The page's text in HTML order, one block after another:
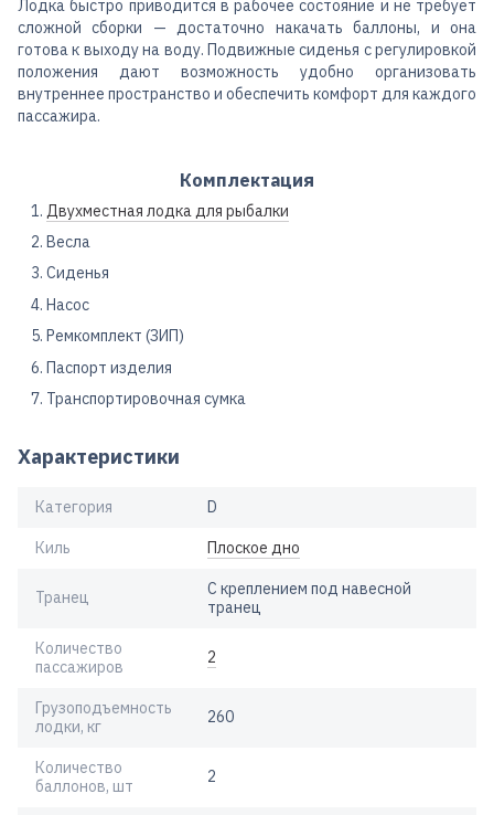
Лодка быстро приводится в рабочее состояние и не требует
сложной сборки — достаточно накачать баллоны, и она
готова к выходу на воду. Подвижные сиденья с регулировкой
положения дают возможность удобно организовать
внутреннее пространство и обеспечить комфорт для каждого
пассажира.
Комплектация
Двухместная лодка для рыбалки
Весла
Сиденья
Насос
Ремкомплект (ЗИП)
Паспорт изделия
Транспортировочная сумка
Характеристики
Категория D
Киль Плоское дно
Транец
С креплением под навесной
транец
Количество
пассажиров
2
Грузоподъемность
лодки, кг
260
Количество
баллонов, шт
2